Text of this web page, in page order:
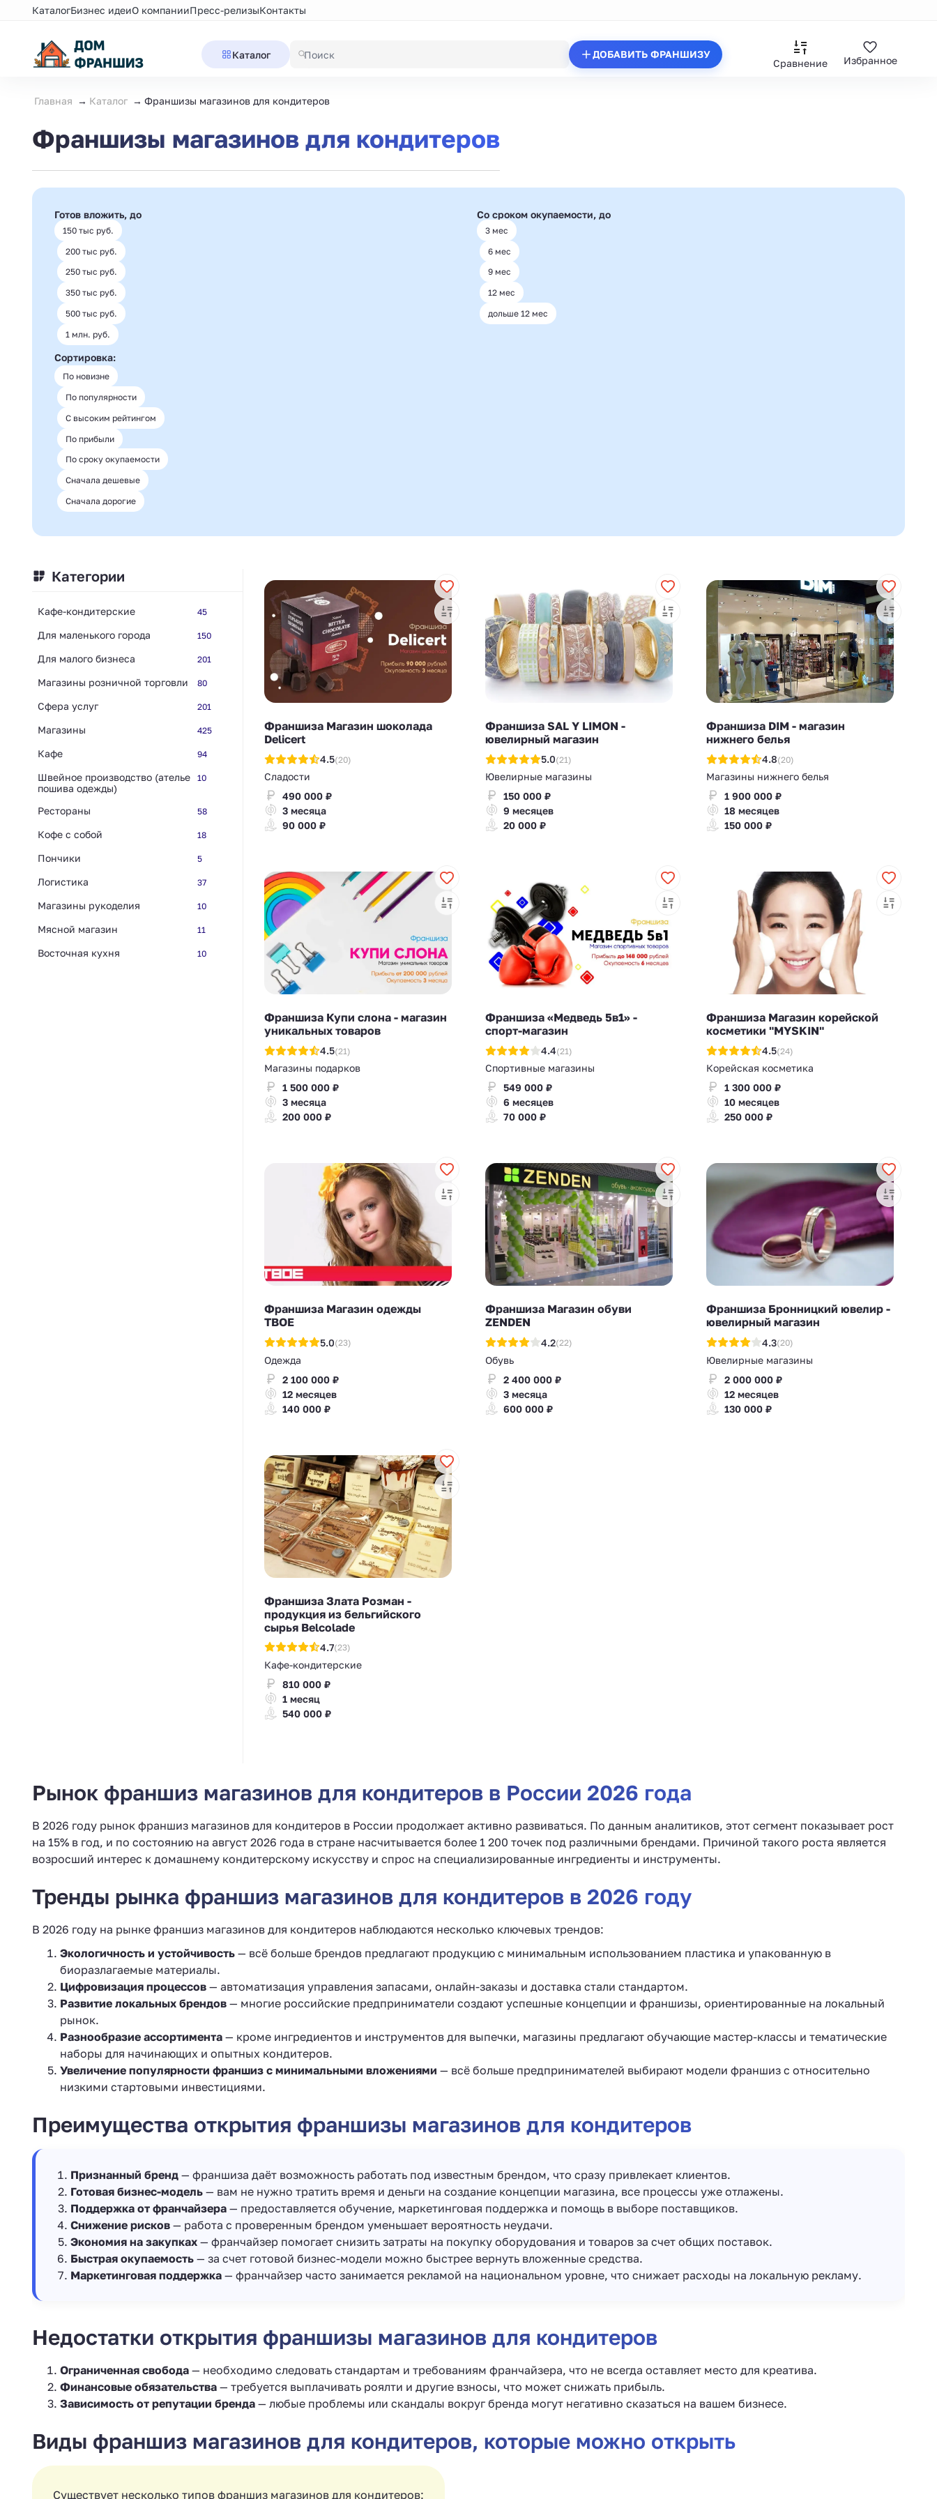
КаталогБизнес идеиО компанииПресс-релизыКонтакты
Каталог ДОБАВИТЬ ФРАНШИЗУ
Сравнение Избранное
Главная Каталог Франшизы магазинов для кондитеров
Франшизы магазинов для кондитеров
Готов вложить, до
150 тыс руб.
200 тыс руб.
250 тыс руб.
350 тыс руб.
500 тыс руб.
1 млн. руб.
Со сроком окупаемости, до
3 мес
6 мес
9 мес
12 мес
дольше 12 мес
Сортировка:
По новизне
По популярности
С высоким рейтингом
По прибыли
По сроку окупаемости
Сначала дешевые
Сначала дорогие
Категории
Кафе-кондитерские 45
Для маленького города 150
Для малого бизнеса 201
Магазины розничной торговли 80
Сфера услуг 201
Магазины 425
Кафе 94
Швейное производство (ателье
пошива одежды)
10
Рестораны 58
Кофе с собой 18
Пончики 5
Логистика 37
Магазины рукоделия 10
Мясной магазин 11
Восточная кухня 10
Франшиза Магазин шоколада
Delicert
4.5(20)
Сладости
490 000 ₽
3 месяца
90 000 ₽
Франшиза SAL Y LIMON -
ювелирный магазин
5.0(21)
Ювелирные магазины
150 000 ₽
9 месяцев
20 000 ₽
Франшиза DIM - магазин
нижнего белья
4.8(20)
Магазины нижнего белья
1 900 000 ₽
18 месяцев
150 000 ₽
Франшиза Купи слона - магазин
уникальных товаров
4.5(21)
Магазины подарков
1 500 000 ₽
3 месяца
200 000 ₽
Франшиза «Медведь 5в1» -
спорт-магазин
4.4(21)
Спортивные магазины
549 000 ₽
6 месяцев
70 000 ₽
Франшиза Магазин корейской
косметики "MYSKIN"
4.5(24)
Корейская косметика
1 300 000 ₽
10 месяцев
250 000 ₽
Франшиза Магазин одежды
ТВОЕ
5.0(23)
Одежда
2 100 000 ₽
12 месяцев
140 000 ₽
Франшиза Магазин обуви
ZENDEN
4.2(22)
Обувь
2 400 000 ₽
3 месяца
600 000 ₽
Франшиза Бронницкий ювелир -
ювелирный магазин
4.3(20)
Ювелирные магазины
2 000 000 ₽
12 месяцев
130 000 ₽
Франшиза Злата Розман -
продукция из бельгийского
сырья Belcolade
4.7(23)
Кафе-кондитерские
810 000 ₽
1 месяц
540 000 ₽
Рынок франшиз магазинов для кондитеров в России 2026 года
В 2026 году рынок франшиз магазинов для кондитеров в России продолжает активно развиваться. По данным аналитиков, этот сегмент показывает рост
на 15% в год, и по состоянию на август 2026 года в стране насчитывается более 1 200 точек под различными брендами. Причиной такого роста является
возросший интерес к домашнему кондитерскому искусству и спрос на специализированные ингредиенты и инструменты.
Тренды рынка франшиз магазинов для кондитеров в 2026 году
В 2026 году на рынке франшиз магазинов для кондитеров наблюдаются несколько ключевых трендов:
Экологичность и устойчивость — всё больше брендов предлагают продукцию с минимальным использованием пластика и упакованную в
биоразлагаемые материалы.
Цифровизация процессов — автоматизация управления запасами, онлайн-заказы и доставка стали стандартом.
Развитие локальных брендов — многие российские предприниматели создают успешные концепции и франшизы, ориентированные на локальный
рынок.
Разнообразие ассортимента — кроме ингредиентов и инструментов для выпечки, магазины предлагают обучающие мастер-классы и тематические
наборы для начинающих и опытных кондитеров.
Увеличение популярности франшиз с минимальными вложениями — всё больше предпринимателей выбирают модели франшиз с относительно
низкими стартовыми инвестициями.
Преимущества открытия франшизы магазинов для кондитеров
Признанный бренд — франшиза даёт возможность работать под известным брендом, что сразу привлекает клиентов.
Готовая бизнес-модель — вам не нужно тратить время и деньги на создание концепции магазина, все процессы уже отлажены.
Поддержка от франчайзера — предоставляется обучение, маркетинговая поддержка и помощь в выборе поставщиков.
Снижение рисков — работа с проверенным брендом уменьшает вероятность неудачи.
Экономия на закупках — франчайзер помогает снизить затраты на покупку оборудования и товаров за счет общих поставок.
Быстрая окупаемость — за счет готовой бизнес-модели можно быстрее вернуть вложенные средства.
Маркетинговая поддержка — франчайзер часто занимается рекламой на национальном уровне, что снижает расходы на локальную рекламу.
Недостатки открытия франшизы магазинов для кондитеров
Ограниченная свобода — необходимо следовать стандартам и требованиям франчайзера, что не всегда оставляет место для креатива.
Финансовые обязательства — требуется выплачивать роялти и другие взносы, что может снижать прибыль.
Зависимость от репутации бренда — любые проблемы или скандалы вокруг бренда могут негативно сказаться на вашем бизнесе.
Виды франшиз магазинов для кондитеров, которые можно открыть
Существует несколько типов франшиз магазинов для кондитеров: